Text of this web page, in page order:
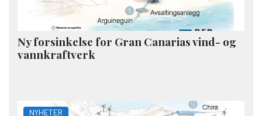
Ny forsinkelse for Gran Canarias vind- og
vannkraftverk
NYHETER